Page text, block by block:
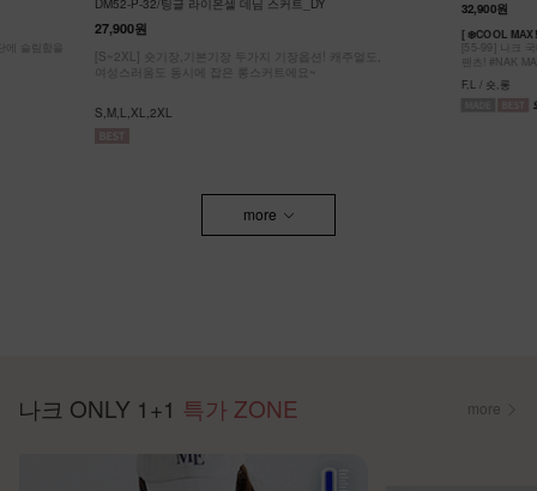
32,900원
[ ❄️COOL MAX!! 초냉감 팬츠 ]
[55-99] 나크 국내 자체제작! 가볍고 시원한 쿨링 아이스 바스락
F,L / 숏,롱
28,900원
[55~110] 가볍
버뮤다 팬츠/기
F1,F2,F3
more
나크 ONLY 1+1 특가 ZONE more